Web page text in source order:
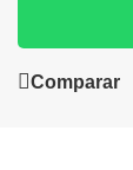
Comparar